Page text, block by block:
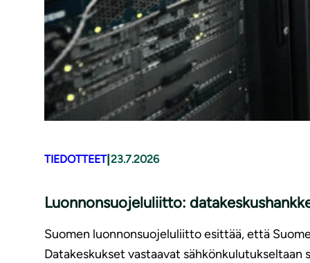
TIEDOTTEET|23.7.2026
Luonnonsuojeluliitto:
Suomen luonnonsuojeluliitto esittää, että
Datakeskukset vastaavat